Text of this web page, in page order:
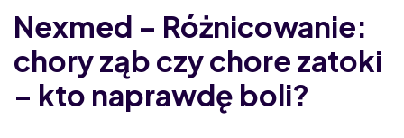
Nexmed – Różnicowanie:
chory ząb czy chore zatoki
– kto naprawdę boli?